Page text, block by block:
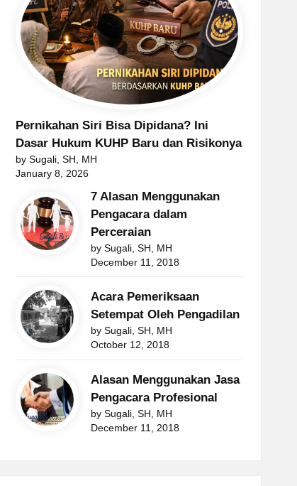
Pernikahan Siri Bisa Dipidana? Ini
Dasar Hukum KUHP Baru dan Risikonya
by Sugali, SH, MH
January 8, 2026
7 Alasan Menggunakan
Pengacara dalam
Perceraian
by Sugali, SH, MH
December 11, 2018
Acara Pemeriksaan
Setempat Oleh Pengadilan
by Sugali, SH, MH
October 12, 2018
Alasan Menggunakan Jasa
Pengacara Profesional
by Sugali, SH, MH
December 11, 2018